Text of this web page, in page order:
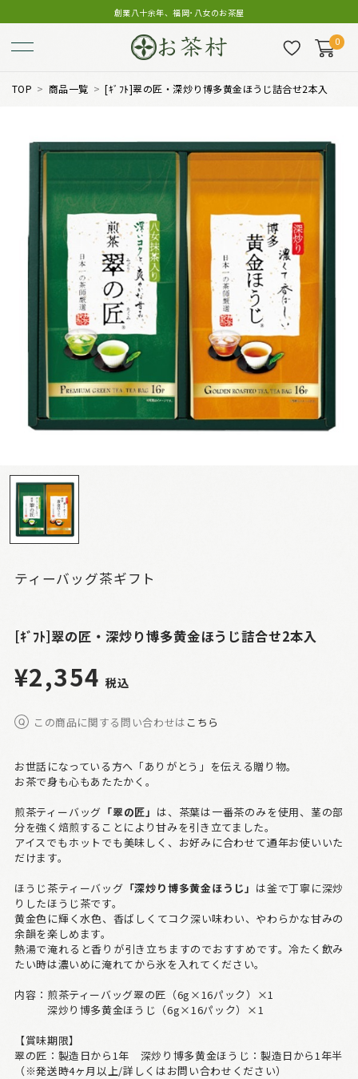
創業八十余年、福岡･八女のお茶屋
0
TOP 商品一覧 [ｷﾞﾌﾄ]翠の匠・深炒り博多黄金ほうじ詰合せ2本入
ティーバッグ茶ギフト
[ｷﾞﾌﾄ]翠の匠・深炒り博多黄金ほうじ詰合せ2本入
¥2,354 税込
この商品に関する問い合わせは こちら
お世話になっている方へ「ありがとう」を伝える贈り物。
お茶で身も心もあたたかく。
煎茶ティーバッグ 「翠の匠」 は、茶葉は一番茶のみを使用、茎の部
分を強く焙煎することにより甘みを引き立てました。
アイスでもホットでも美味しく、お好みに合わせて通年お使いいた
だけます。
ほうじ茶ティーバッグ 「深炒り博多黄金ほうじ」 は釜で丁寧に深炒
りしたほうじ茶です。
黄金色に輝く水色、香ばしくてコク深い味わい、やわらかな甘みの
余韻を楽しめます。
熱湯で淹れると香りが引き立ちますのでおすすめです。冷たく飲み
たい時は濃いめに淹れてから氷を入れてください。
内容：煎茶ティーバッグ翠の匠（6g×16パック）×1
深炒り博多黄金ほうじ（6g×16パック）×1
【賞味期限】
翠の匠：製造日から1年 深炒り博多黄金ほうじ：製造日から1年半
（※発送時4ヶ月以上/詳しくはお問い合わせください）